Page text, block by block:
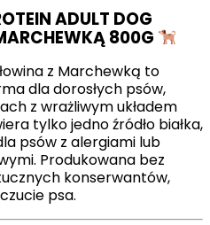
ADULT DOG
800G
z Marchewką to
dla dorosłych psów,
z wrażliwym układem
tylko jedno źródło białka,
psów z alergiami lub
Produkowana bez
konserwantów,
psa.